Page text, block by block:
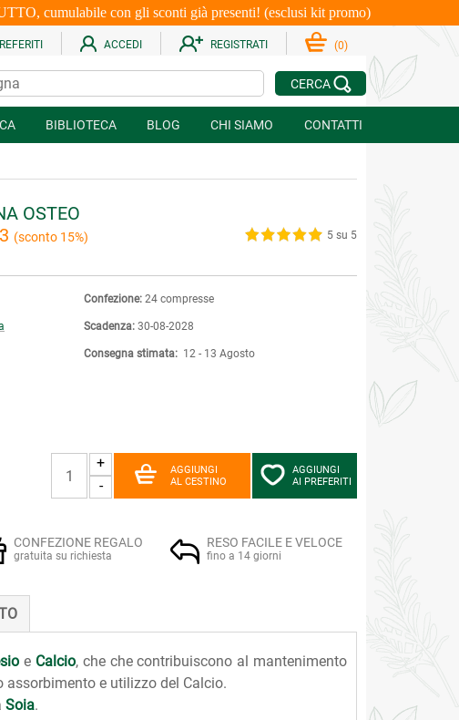
cumulabile con gli sconti già presenti! (esclusi kit promo)
ACCEDI REGISTRATI (0)
CERCA
BIBLIOTECA BLOG CHI SIAMO CONTATTI
OSTEO
(sconto 15%) 5 su 5
Confezione: 24 compresse
Scadenza: 30-08-2028
Consegna stimata: 12 - 13 Agosto
+
-
AGGIUNGI
AL CESTINO
AGGIUNGI
AI PREFERITI
CONFEZIONE REGALO
gratuita su richiesta
RESO FACILE E VELOCE
fino a 14 giorni
e Calcio, che che contribuiscono al mantenimento
e utilizzo del Calcio.
Soia.